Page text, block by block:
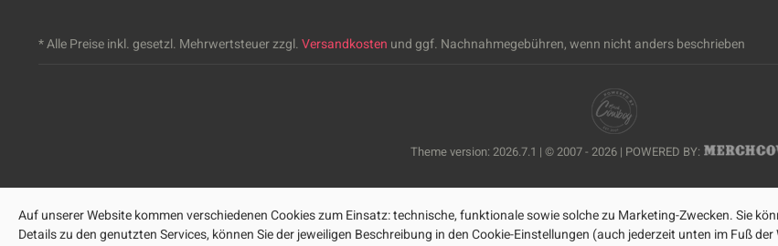
* Alle Preise inkl. gesetzl. Mehrwertsteuer zzgl.Versandkosten und ggf. Nachnahmegebühren, wenn nicht anders beschrieben
Theme version: 2026.7.1 | © 2007 - 2026 | POWERED BY:
Auf unserer Website kommen verschiedenen Cookies zum Einsatz: technische, funktionale sowie solche zu Marketing-Zwecken. Sie
Details zu den genutzten Services, können Sie der jeweiligen Beschreibung in den Cookie-Einstellungen (auch jederzeit unten im Fuß